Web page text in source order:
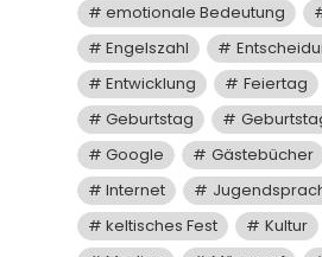
emotionale Bedeutung
Engelszahl
Entwicklung
Feiertag
Geburtstag
Google
Gästebücher
Internet
keltisches Fest
Kultur